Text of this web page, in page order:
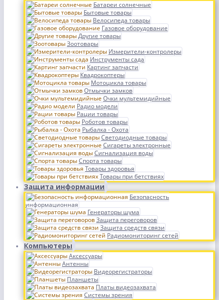
Батареи солнечные
Бытовые товары
Велосипеда товары
Газовое оборудование
Другие товары
Зоотовары
Измерители-контролеры
Инструменты сада
Картинг запчасти
Квадрокоптеры
Мотоцикла товары
Отмычки замков
Очки мультемидийные
Радио модели
Рации товары
Роботов товары
Рыбалка - Охота
Светодиодные товары
Сигареты электронные
Сигнализация воды
Спорта товары
Товары здоровья
Товары при бетствиях
Защита информации
Безопасность
информационная
Генераторы шума
Защита переговоров
Защита средств связи
Радиомониторинг сетей
Компьютеры
Аксессуары
Антенны
Видеорегистраторы
Планшеты
Платы видеозахвата
Системы зрения